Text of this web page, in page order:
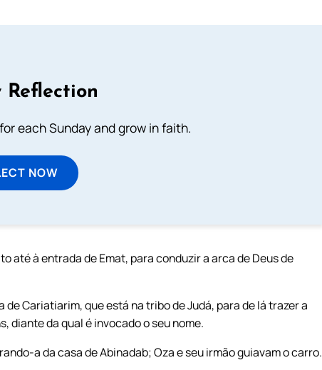
Reflection
each Sunday and grow in faith.
NOW
até à entrada de Emat, para conduzir a arca de Deus de
Cariatiarim, que está na tribo de Judá, para de lá trazer a
diante da qual é invocado o seu nome.
a da casa de Abinadab; Oza e seu irmão guiavam o carro.